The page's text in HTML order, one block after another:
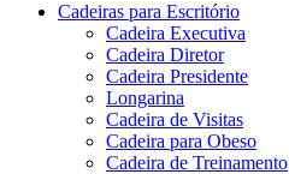
Cadeiras para Escritório
Cadeira Executiva
Cadeira Diretor
Cadeira Presidente
Longarina
Cadeira de Visitas
Cadeira para Obeso
Cadeira de Treinamento